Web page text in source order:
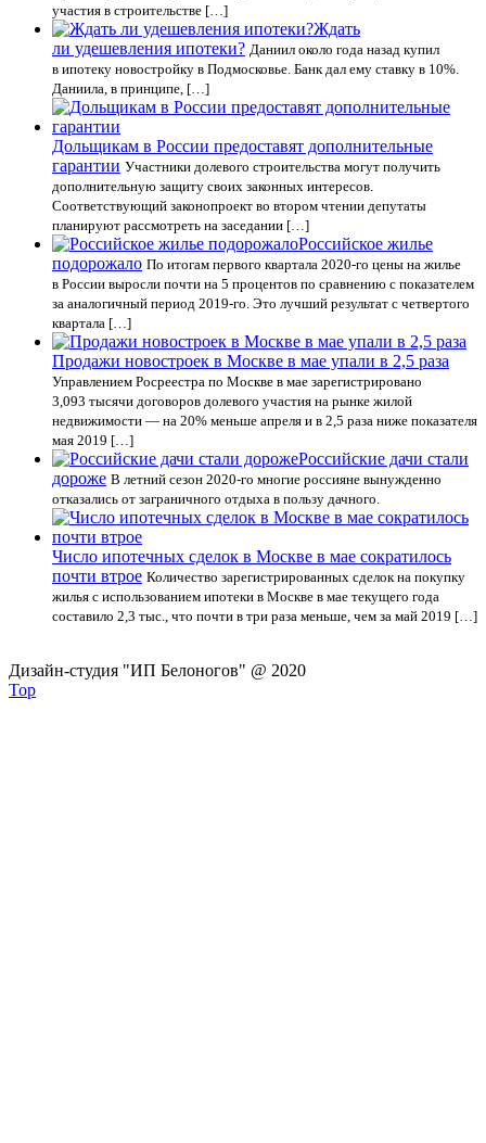
участия в строительстве […]
Ждать
ли удешевления ипотеки? Даниил около года назад купил
в ипотеку новостройку в Подмосковье. Банк дал ему ставку в 10%.
Даниила, в принципе, […]
Дольщикам в России предоставят дополнительные
гарантии Участники долевого строительства могут получить
дополнительную защиту своих законных интересов.
Соответствующий законопроект во втором чтении депутаты
планируют рассмотреть на заседании […]
Российское жилье
подорожало По итогам первого квартала 2020-го цены на жилье
в России выросли почти на 5 процентов по сравнению с показателем
за аналогичный период 2019-го. Это лучший результат с четвертого
квартала […]
Продажи новостроек в Москве в мае упали в 2,5 раза
Управлением Росреестра по Москве в мае зарегистрировано
3,093 тысячи договоров долевого участия на рынке жилой
недвижимости — на 20% меньше апреля и в 2,5 раза ниже показателя
мая 2019 […]
Российские дачи стали
дороже В летний сезон 2020-го многие россияне вынужденно
отказались от заграничного отдыха в пользу дачного.
Число ипотечных сделок в Москве в мае сократилось
почти втрое Количество зарегистрированных сделок на покупку
жилья с использованием ипотеки в Москве в мае текущего года
составило 2,3 тыс., что почти в три раза меньше, чем за май 2019 […]
Дизайн-студия "ИП Белоногов" @ 2020
Top